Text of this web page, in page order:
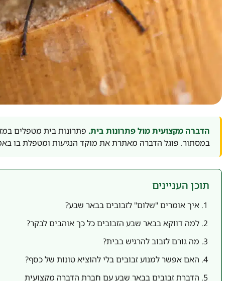
הדברה מקצועית מול פתרונות בית. פתרונות בית מטפלים
במסתור. פוגל הדברה מאתרת את מוקד הנגיעות ומטפלת בו
תוכן העניינים
איך אומרים "שלום" לזבובים בבאר שבע?
למה דווקא בבאר שבע הזבובים כל כך אוהבים לבקר?
מה גורם לזבוב להרגיש בבית?
האם אפשר למנוע זבובים בלי להוציא טונות של כסף?
הדברת זבובים בבאר שבע עם חברת הדברה מקצועית